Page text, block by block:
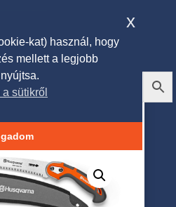
300 CU ívelt
fűrész
kat) használ, hogy
mellett a legjobb
sütikről
x